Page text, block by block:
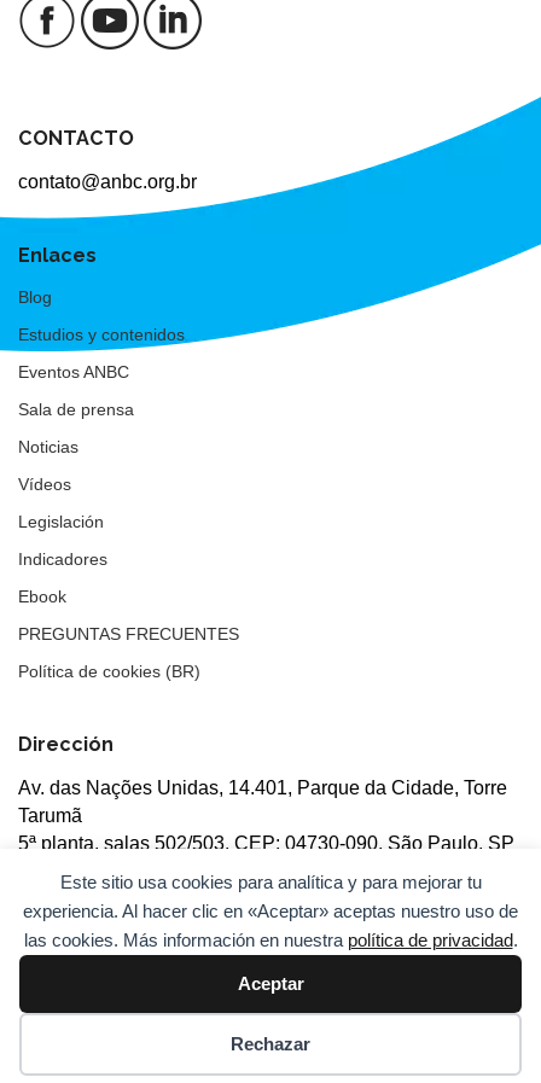
Este sitio usa cookies para analítica y para mejorar tu
experiencia. Al hacer clic en «Aceptar» aceptas nuestro uso de
las cookies. Más información en nuestra política de privacidad.
Aceptar
Rechazar
CONTACTO
contato@anbc.org.br
Enlaces
Blog
Estudios y contenidos
Eventos ANBC
Sala de prensa
Noticias
Vídeos
Legislación
Indicadores
Ebook
PREGUNTAS FRECUENTES
Política de cookies (BR)
Dirección
Av. das Nações Unidas, 14.401, Parque da Cidade, Torre
Tarumã
5ª planta, salas 502/503, CEP: 04730-090, São Paulo, SP
© 2026ANBC.Todos los derechos reservados.Mapa del